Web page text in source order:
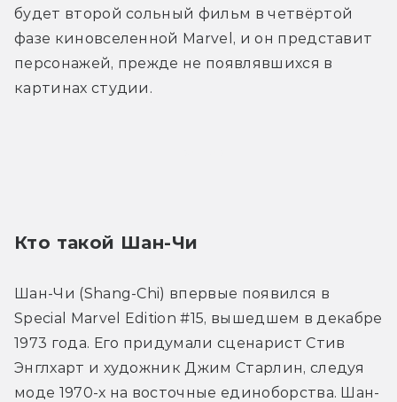
будет второй сольный фильм в четвёртой
фазе киновселенной Marvel, и он представит
персонажей, прежде не появлявшихся в
картинах студии.
Кто такой Шан-Чи
Шан-Чи (Shang-Chi) впервые появился в
Special Marvel Edition #15, вышедшем в декабре
1973 года. Его придумали сценарист Стив
Энглхарт и художник Джим Старлин, следуя
моде 1970-х на восточные единоборства. Шан-